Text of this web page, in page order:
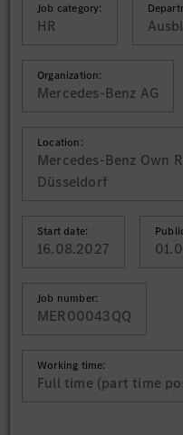
Job category:
HR
Organization:
Mercedes-Benz AG
Location:
Mercedes-Benz Own
Düsseldorf
Start date:
16.08.2027
Job number:
MER00043QQ
Working time:
Full time (part time